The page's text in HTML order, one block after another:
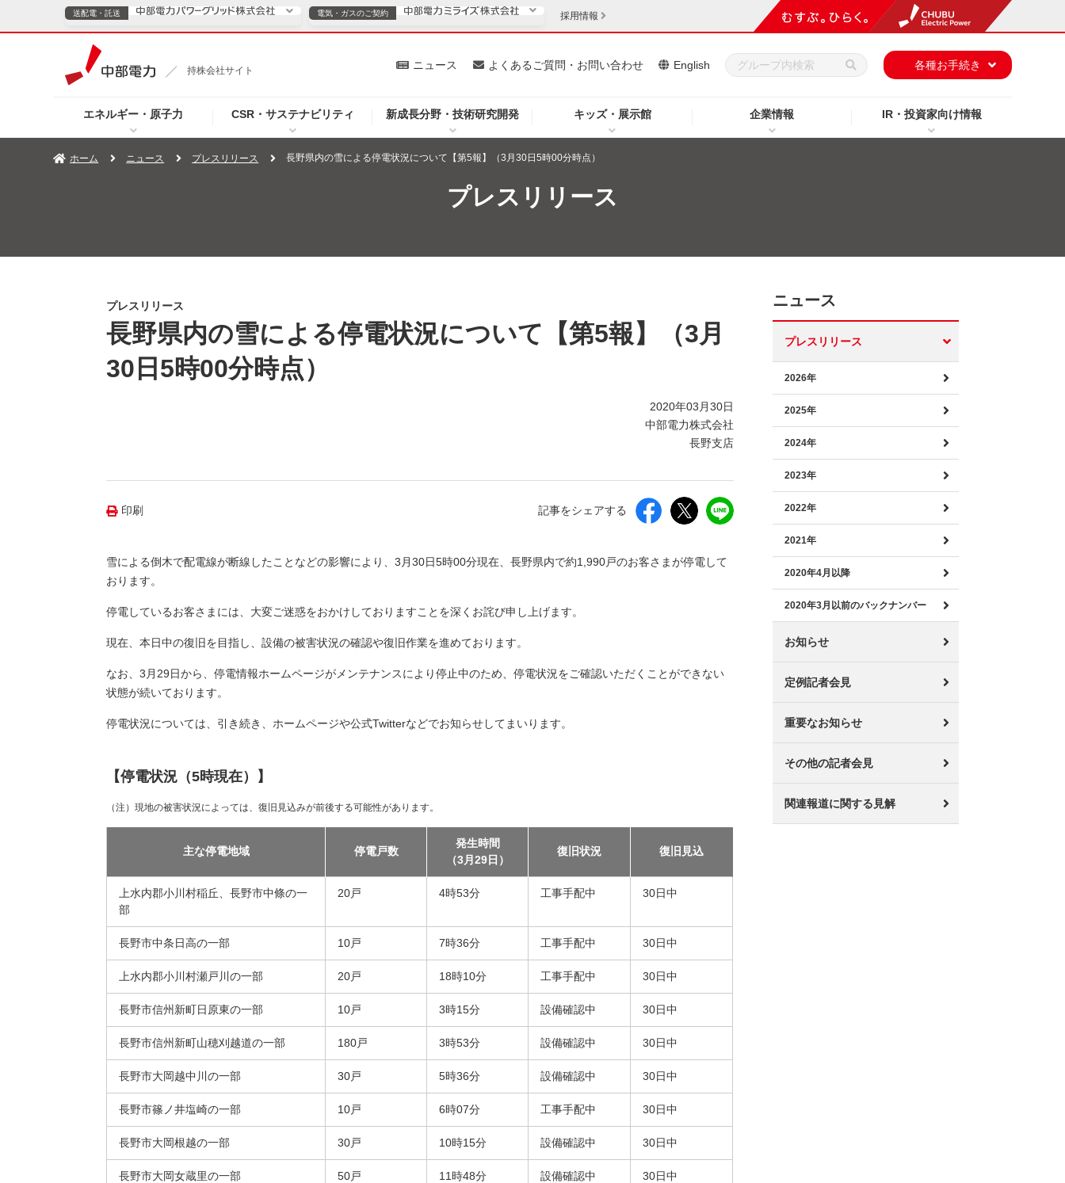
持株会社サイト
エネルギー・原子力 CSR・サステナビリティ 新成長分野・技術研究開発 キッズ・展示館 企業情報 IR・投資家向け情報
ニュース よくあるご質問・お問い合わせ English 各種お手続き
送配電・託送
TOPページへ ご案内 安定供給
企業情報
ニュース（新しいウィンドウを開きます）
よくあるご質問・お問い合わせ
電気・ガスのご契約
電気・ガスのご契約
TOPページへ 個人のお客さま 法人のお客さま
採用情報
ホーム ニュース プレスリリース 長野県内の雪による停電状況について【第5報】（3月30日5時00分時点）
プレスリリース
プレスリリース
長野県内の雪による停電状況について【第5報】（3月
30日5時00分時点）
2020年03月30日
中部電力株式会社
長野支店
印刷 記事をシェアする
雪による倒木で配電線が断線したことなどの影響により、3月30日5時00分現在、長野県内で約1,990戸のお客さまが停電して
おります。
停電しているお客さまには、大変ご迷惑をおかけしておりますことを深くお詫び申し上げます。
現在、本日中の復旧を目指し、設備の被害状況の確認や復旧作業を進めております。
なお、3月29日から、停電情報ホームページがメンテナンスにより停止中のため、停電状況をご確認いただくことができない
状態が続いております。
停電状況については、引き続き、ホームページや公式Twitterなどでお知らせしてまいります。
【停電状況（5時現在）】
（注）現地の被害状況によっては、復旧見込みが前後する可能性があります。
主な停電地域 停電戸数
発生時間
（3月29日）
復旧状況 復旧見込
上水内郡小川村稲丘、長野市中條の一
部
20戸 4時53分 工事手配中 30日中
長野市中条日高の一部 10戸 7時36分 工事手配中 30日中
上水内郡小川村瀬戸川の一部 20戸 18時10分 工事手配中 30日中
長野市信州新町日原東の一部 10戸 3時15分 設備確認中 30日中
長野市信州新町山穂刈越道の一部 180戸 3時53分 設備確認中 30日中
長野市大岡越中川の一部 30戸 5時36分 設備確認中 30日中
長野市篠ノ井塩崎の一部 10戸 6時07分 工事手配中 30日中
長野市大岡根越の一部 30戸 10時15分 設備確認中 30日中
長野市大岡女蔵里の一部 50戸 11時48分 設備確認中 30日中
ニュース
プレスリリース
2026年
2025年
2024年
2023年
2022年
2021年
2020年4月以降
2020年3月以前のバックナンバー
お知らせ
定例記者会見
重要なお知らせ
その他の記者会見
関連報道に関する見解